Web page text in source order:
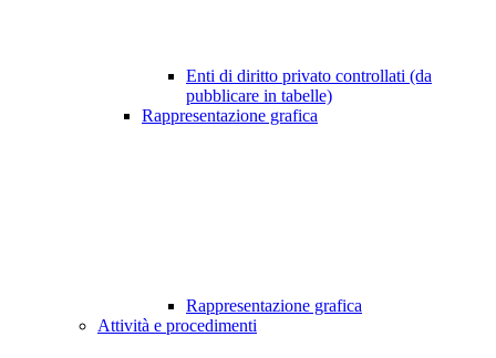
Enti di diritto privato controllati (da
pubblicare in tabelle)
Rappresentazione grafica
Rappresentazione grafica
Attività e procedimenti